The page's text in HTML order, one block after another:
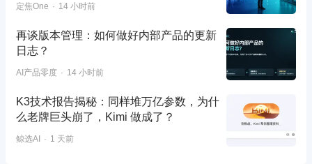
定焦One 14 小时前
再谈版本管理：如何做好内部产品的更新
日志？
AI产品零度 14 小时前
K3技术报告揭秘：同样堆万亿参数，为什
么老牌巨头崩了，Kimi 做成了？
鲸选AI 1 天前